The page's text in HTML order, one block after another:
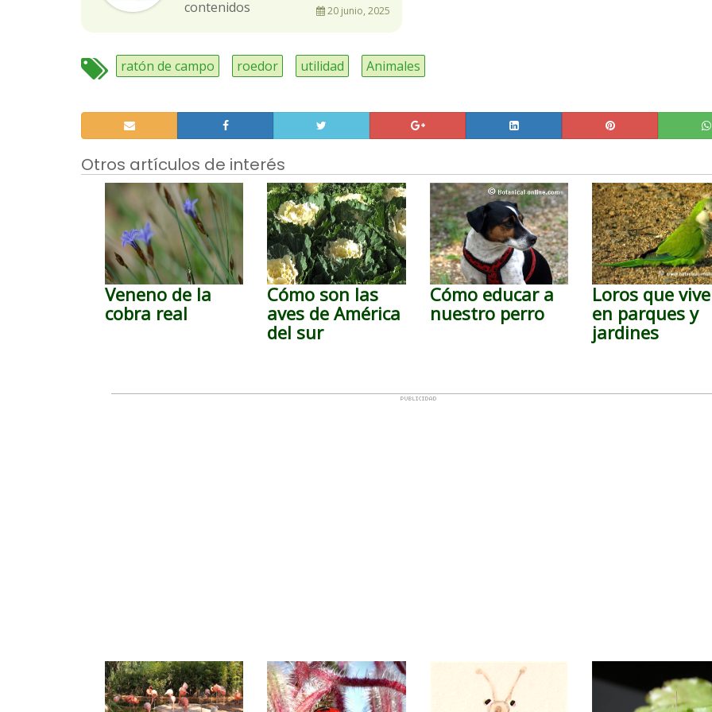
contenidos 20 junio, 2025
ratón de campo roedor utilidad Animales
Otros artículos de interés
Veneno de la
cobra real
Cómo son las
aves de América
del sur
Cómo educar a
nuestro perro
Loros que
en parques y
jardines